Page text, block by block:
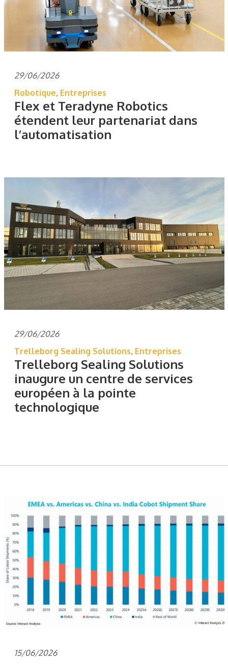
29/06/2026
Robotique, Entreprises
Flex et Teradyne Robotics
étendent leur partenariat dans
l’automatisation
29/06/2026
Trelleborg Sealing Solutions, Entreprises
Trelleborg Sealing Solutions
inaugure un centre de services
européen à la pointe
technologique
15/06/2026